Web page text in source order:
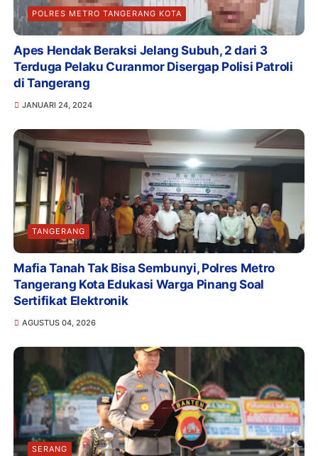
POLRES METRO TANGERANG KOTA
Apes Hendak Beraksi Jelang Subuh, 2 dari 3
Terduga Pelaku Curanmor Disergap Polisi Patroli
di Tangerang
JANUARI 24, 2024
TANGERANG
Mafia Tanah Tak Bisa Sembunyi, Polres Metro
Tangerang Kota Edukasi Warga Pinang Soal
Sertifikat Elektronik
AGUSTUS 04, 2026
SERANG